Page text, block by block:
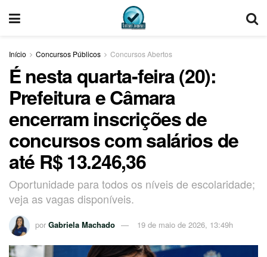
Início Concursos Públicos Concursos Abertos
É nesta quarta-feira (20):
Prefeitura e Câmara
encerram inscrições de
concursos com salários de
até R$ 13.246,36
Oportunidade para todos os níveis de escolaridade;
veja as vagas disponíveis.
por Gabriela Machado 19 de maio de 2026, 13:49h